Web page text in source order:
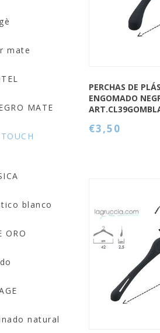
PERCHAS DE
ENGOMADO
€3,50
QUICK VIEW
mate
MATE
blanco
ORO
natural